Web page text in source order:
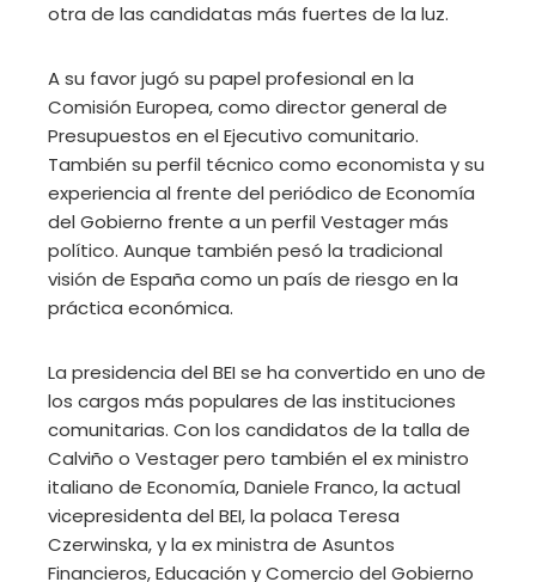
otra de las candidatas más fuertes de la luz.
A su favor jugó su papel profesional en la
Comisión Europea, como director general de
Presupuestos en el Ejecutivo comunitario.
También su perfil técnico como economista y su
experiencia al frente del periódico de Economía
del Gobierno frente a un perfil Vestager más
político. Aunque también pesó la tradicional
visión de España como un país de riesgo en la
práctica económica.
La presidencia del BEI se ha convertido en uno de
los cargos más populares de las instituciones
comunitarias. Con los candidatos de la talla de
Calviño o Vestager pero también el ex ministro
italiano de Economía, Daniele Franco, la actual
vicepresidenta del BEI, la polaca Teresa
Czerwinska, y la ex ministra de Asuntos
Financieros, Educación y Comercio del Gobierno